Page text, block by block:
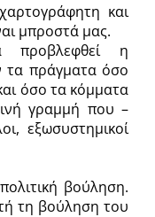
και
μπροστά μας.
προβλεφθεί η
τα πράγματα όσο
όσο τα κόμματα
γραμμή που –
εξωσυστημικοί
βούληση.
τη βούληση του